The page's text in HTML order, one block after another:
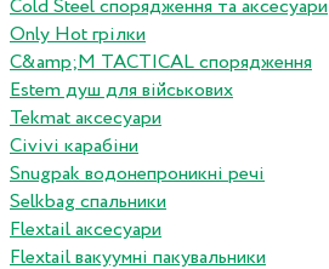
Cold Steel спорядження та аксесуари
Only Hot грілки
C&amp;M TACTICAL спорядження
Estem душ для військових
Tekmat аксесуари
Сivivi карабіни
Snugpak водонепроникні речі
Selkbag спальники
Flextail аксесуари
Flextail вакуумні пакувальники